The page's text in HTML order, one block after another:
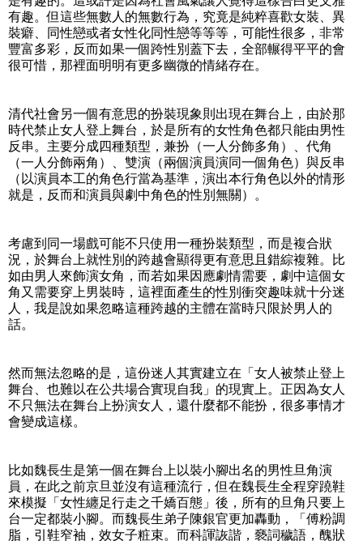
有趣。但這些無數人的無數行為，究竟是純粹喜歡女裝、異
裝癖、同性戀或者女性化同性戀等等等，可能性很多，非常
豐富多彩，反而如果一個跨性別蓋下去，全部輾得平平的會
很可惜，那裡面明明有更多幽微的情緒存在。
清代社會另一個有意思的扮裝現象則出現在舞台上，由於那
時代禁止女人登上舞台，於是所有的女性角色都只能由男性
反串。主要分成四種類型，兼扮（一人分飾多角）、代角
（一人分飾兩角）、雙演（兩個演員演同一個角色）與反串
（以演員本工的角色行當為基準，演出本行角色以外的情形
就是，反而和演員與劇中角色的性別無關）。
考慮到同一場戲可能不只使用一種扮裝類型，而是複合狀
況，於舞台上就性別的跨越會顯得更有意思且錯綜複雜。比
如由男人來飾演女角，而若如果因應劇情需要，劇中這個女
角又需要穿上男裝時，這裡面產生的性別衝突趣味就十分迷
人，我是說如果忽略這種跨越的主體在當時只限於男人的
話。
然而無法忽略的是，這份迷人其實建立在「女人被禁止登上
舞台、也難以在公共場合實現自我」的現實上。正因為女人
不只無法在舞台上扮演女人，還什麼都不能扮，很多事情才
會變成這樣。
比如魏長生是第一個在舞台上以裝小腳出名的男性旦角演
員，在此之前京旦並沒有這種流行，但在魏長生全程穿蹺鞋
來模擬「女性纏足行走之千嬌百態」後，所有的旦角只要上
台一定都裝小腳。而魏長生弟子陳銀官更加轟動，「傅粉調
脂，引鞋窄袖，效女子粧束。而科諢詼諧，褻詞穢語，醜狀